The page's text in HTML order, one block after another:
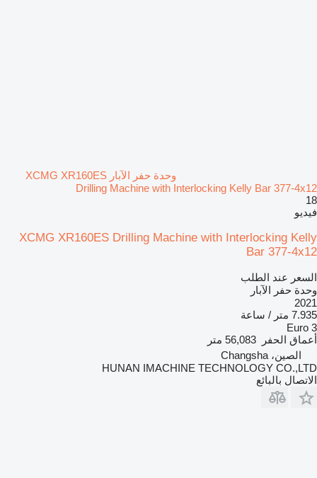
وحدة حفر الآبار XCMG XR160ES
Drilling Machine with Interlocking Kelly Bar 377-4x12
18
فيديو
XCMG XR160ES Drilling Machine with Interlocking Kelly
Bar 377-4x12
السعر عند الطلب
وحدة حفر الآبار
2021
7.935 متر / ساعة
Euro 3
أعماق الحفر
56,083 متر
الصين، Changsha
HUNAN IMACHINE TECHNOLOGY CO.,LTD
الاتصال بالبائع